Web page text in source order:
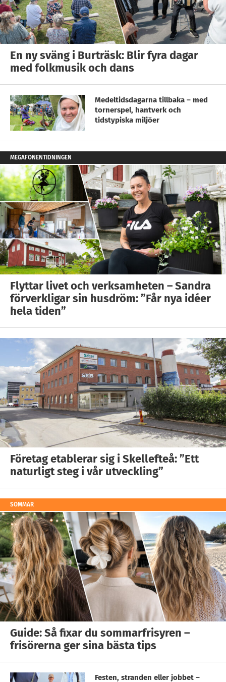
En ny sväng i Burträsk: Blir fyra dagar
med folkmusik och dans
Medeltidsdagarna tillbaka – med
tornerspel, hantverk och
tidstypiska miljöer
MEGAFONENTIDNINGEN
Flyttar livet och verksamheten – Sandra
förverkligar sin husdröm: ”Får nya idéer
hela tiden”
Företag etablerar sig i Skellefteå: ”Ett
naturligt steg i vår utveckling”
SOMMAR
Guide: Så fixar du sommarfrisyren –
frisörerna ger sina bästa tips
Festen, stranden eller jobbet –